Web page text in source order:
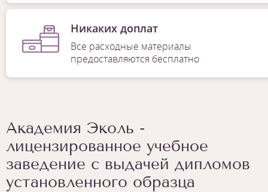
Никаких доплат
Все расходные материалы
предоставляются бесплатно
Академия Эколь -
лицензированное учебное
заведение с выдачей дипломов
установленного образца